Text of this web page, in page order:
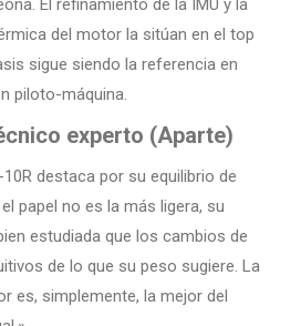
El refinamiento de la IMU y la
del motor la sitúan en el top
sigue siendo la referencia en
piloto-máquina.
experto (Aparte)
destaca por su equilibrio de
papel no es la más ligera, su
estudiada que los cambios de
de lo que su peso sugiere. La
es, simplemente, la mejor del